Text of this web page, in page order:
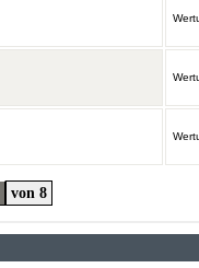
von 8